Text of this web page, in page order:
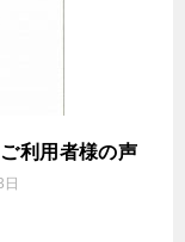
利用者様の声